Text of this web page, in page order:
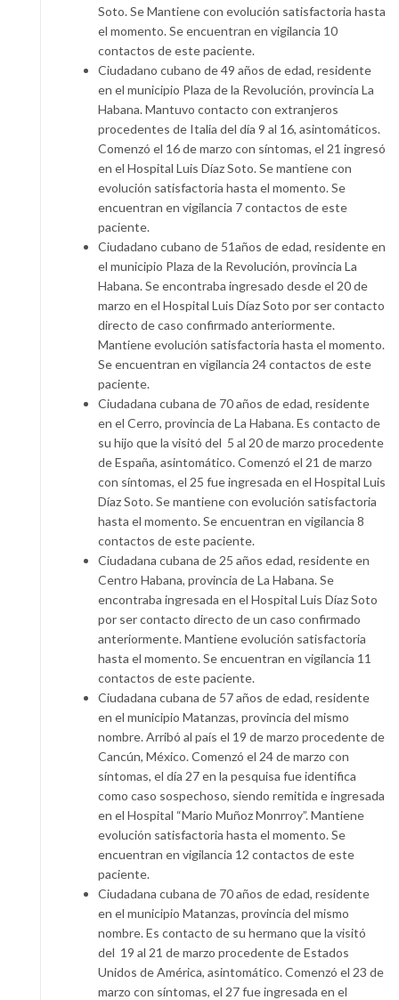
Soto. Se Mantiene con evolución satisfactoria hasta
el momento. Se encuentran en vigilancia 10
contactos de este paciente.
Ciudadano cubano de 49 años de edad, residente
en el municipio Plaza de la Revolución, provincia La
Habana. Mantuvo contacto con extranjeros
procedentes de Italia del día 9 al 16, asintomáticos.
Comenzó el 16 de marzo con síntomas, el 21 ingresó
en el Hospital Luis Díaz Soto. Se mantiene con
evolución satisfactoria hasta el momento. Se
encuentran en vigilancia 7 contactos de este
paciente.
Ciudadano cubano de 51años de edad, residente en
el municipio Plaza de la Revolución, provincia La
Habana. Se encontraba ingresado desde el 20 de
marzo en el Hospital Luis Díaz Soto por ser contacto
directo de caso confirmado anteriormente.
Mantiene evolución satisfactoria hasta el momento.
Se encuentran en vigilancia 24 contactos de este
paciente.
Ciudadana cubana de 70 años de edad, residente
en el Cerro, provincia de La Habana. Es contacto de
su hijo que la visitó del 5 al 20 de marzo procedente
de España, asintomático. Comenzó el 21 de marzo
con síntomas, el 25 fue ingresada en el Hospital Luis
Díaz Soto. Se mantiene con evolución satisfactoria
hasta el momento. Se encuentran en vigilancia 8
contactos de este paciente.
Ciudadana cubana de 25 años edad, residente en
Centro Habana, provincia de La Habana. Se
encontraba ingresada en el Hospital Luis Díaz Soto
por ser contacto directo de un caso confirmado
anteriormente. Mantiene evolución satisfactoria
hasta el momento. Se encuentran en vigilancia 11
contactos de este paciente.
Ciudadana cubana de 57 años de edad, residente
en el municipio Matanzas, provincia del mismo
nombre. Arribó al país el 19 de marzo procedente de
Cancún, México. Comenzó el 24 de marzo con
síntomas, el día 27 en la pesquisa fue identifica
como caso sospechoso, siendo remitida e ingresada
en el Hospital “Mario Muñoz Monrroy”. Mantiene
evolución satisfactoria hasta el momento. Se
encuentran en vigilancia 12 contactos de este
paciente.
Ciudadana cubana de 70 años de edad, residente
en el municipio Matanzas, provincia del mismo
nombre. Es contacto de su hermano que la visitó
del 19 al 21 de marzo procedente de Estados
Unidos de América, asintomático. Comenzó el 23 de
marzo con síntomas, el 27 fue ingresada en el